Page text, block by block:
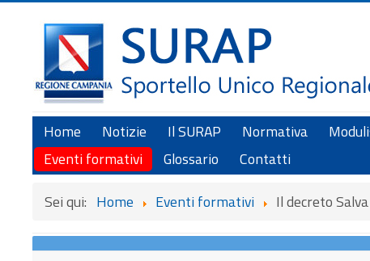
Home Notizie Il SURAP Normativa
Eventi formativi
Glossario
Contatti
Sei qui: Home Eventi formativi Il decreto